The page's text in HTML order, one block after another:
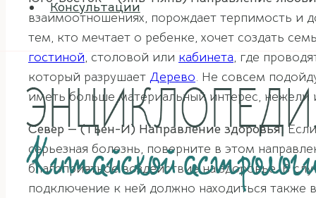
Консультации
взаимоотношениях, порождает терпимость и
тем, кто мечтает о ребенке, хочет создать
гостиной, столовой или кабинета, где
который разрушает Дерево. Не совсем
иметь больше материальный интерес, нежели
Север — (Тьен-И) Направление здоровья.
серьезная болезнь, поверните в этом
благоприятное воздействие на здоровье. В
подключение к ней должно находиться также